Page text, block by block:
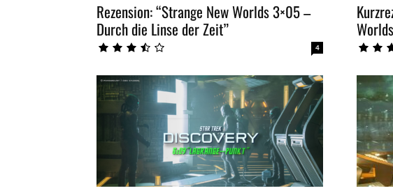
Rezension: “Strange New Worlds 3×05 –
Durch die Linse der Zeit”
4